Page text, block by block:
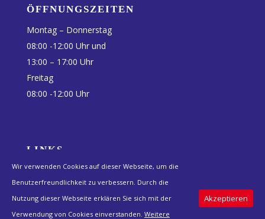
ÖFFNUNGSZEITEN
Montag – Donnerstag
08:00 -12:00 Uhr und
13:00 – 17:00 Uhr
Freitag
08:00 -12:00 Uhr
LINKS
Anfahrt
Impressum
Datenschutz
Wir verwenden Cookies auf dieser Webseite, um die
Benutzerfreundlichkeit zu verbessern. Durch die
Nutzung dieser Webseite erklären Sie sich mit der
Verwendung von Cookies einverstanden. Weitere
Akzeptieren